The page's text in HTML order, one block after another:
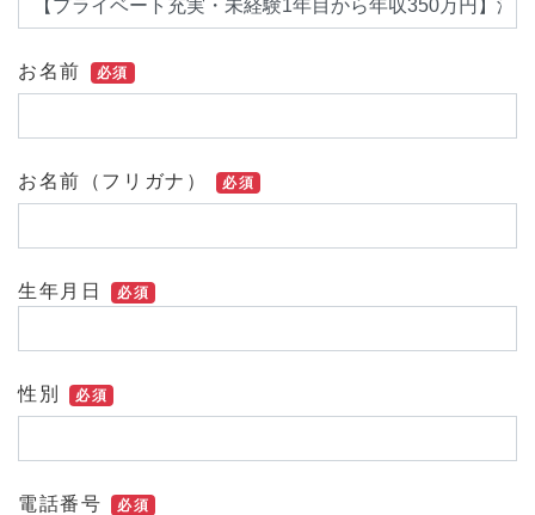
お名前 必須
お名前（フリガナ） 必須
生年月日 必須
性別 必須
電話番号 必須